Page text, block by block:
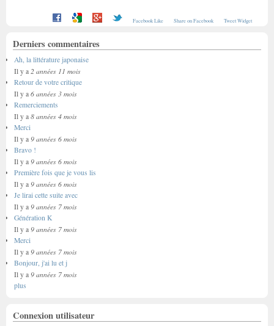
Facebook Like Share on Facebook Tweet Widget
Derniers commentaires
Ah, la littérature japonaise
Il y a 2 années 11 mois
Retour de votre critique
Il y a 6 années 3 mois
Remerciements
Il y a 8 années 4 mois
Merci
Il y a 9 années 6 mois
Bravo !
Il y a 9 années 6 mois
Première fois que je vous lis
Il y a 9 années 6 mois
Je lirai cette suite avec
Il y a 9 années 7 mois
Génération K
Il y a 9 années 7 mois
Merci
Il y a 9 années 7 mois
Bonjour, j'ai lu et j
Il y a 9 années 7 mois
plus
Connexion utilisateur